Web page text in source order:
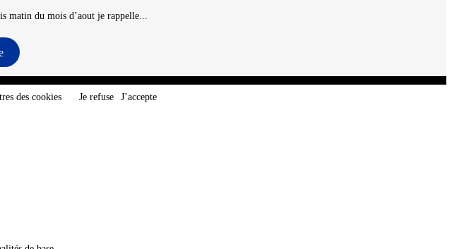
matin du mois d’aout je rappelle...
des cookies Je refuse J’accepte